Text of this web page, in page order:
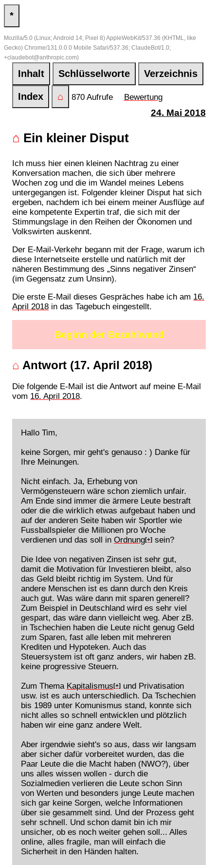
*
Mozilla/5.0 (Linux; Android 14; Pixel 8) AppleWebKit/537.36 (KHTML, like
Gecko) Chrome/131.0.0.0 Mobile Safari/537.36; ClaudeBot/1.0;
+claudebot@anthropic.com)
Inhalt Schlüsselworte Verzeichnis
Index ⌂ 870 Aufrufe Bewertung
24. Mai 2018
⌂ Ein kleiner Disput
Ich muss hier einen kleinen Nachtrag zu einer
Konversation machen, die sich über mehrere
Wochen zog und die im Wandel meines Lebens
untergegangen ist. Folgender kleiner Disput hat sich
ergeben, nachdem ich bei einem meiner Ausflüge auf
eine kompetente Expertin traf, die sich mit der
Stimmungslage in den Reihen der Ökonomen und
Volkswirten auskennt.
Der E-Mail-Verkehr begann mit der Frage, warum ich
diese Internetseite erstelle und natürlich mit der
näheren Bestimmung des „Sinns negativer Zinsen“
(im Gegensatz zum Unsinn).
Die erste E-Mail dieses Gespräches habe ich am 16.
April 2018 in das Tagebuch eingestellt.
Beginn der Bezahlwand
⌂ Antwort (17. April 2018)
Die folgende E-Mail ist die Antwort auf meine E-Mail
vom 16. April 2018.
Hallo Tim,
keine Sorgen, mir geht's genauso : ) Danke für
Ihre Meinungen.
Nicht einfach. Ja, Erhebung von
Vermögensteuern wäre schon ziemlich unfair.
Am Ende sind immer die ärmere Leute bestraft
oder die die wirklich etwas aufgebaut haben und
auf der anderen Seite haben wir Sportler wie
Fussballspieler die Millionen pro Woche
verdienen und das soll in Ordnung[+]sein?
Die Idee von negativen Zinsen ist sehr gut,
damit die Motivation für Investieren bleibt, also
das Geld bleibt richtig im System. Und für
andere Menschen ist es dann durch den Kreis
auch gut. Was wäre dann mit sparen generell?
Zum Beispiel in Deutschland wird es sehr viel
gespart, das wäre dann vielleicht weg. Aber zB.
in Tschechien haben die Leute nicht genug Geld
zum Sparen, fast alle leben mit mehreren
Krediten und Hypoteken. Auch das
Steuersystem ist oft ganz anders, wir haben zB.
keine progressive Steuern.
Zum Thema Kapitalismus[+]und Privatisation
usw. ist es auch unterschiedlich. Da Tschechien
bis 1989 unter Komunismus stand, konnte sich
nicht alles so schnell entwicklen und plötzlich
haben wir eine ganz andere Welt.
Aber irgendwie sieht's so aus, dass wir langsam
aber sicher dafür vorbereitet wurden, das die
Paar Leute die die Macht haben (NWO?), über
uns alles wissen wollen - durch die
Sozialmedien verlieren die Leute schon Sinn
von Werten und besonders junge Leute machen
sich gar keine Sorgen, welche Informationen
über sie gesammelt sind. Und der Prozess geht
sehr schnell. Und schon damit bin ich mir
unsicher, ob es noch weiter gehen soll... Alles
online, alles fragile, man will einfach die
Sicherheit in den Händen halten.